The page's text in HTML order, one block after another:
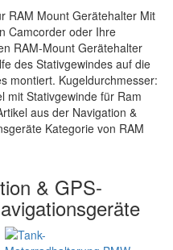
RAM Mount Gerätehalter Mit
Camcorder oder Ihre
RAM-Mount Gerätehalter
des Stativgewindes auf die
montiert. Kugeldurchmesser:
mit Stativgewinde für Ram
aus der Navigation &
Kategorie von RAM
& GPS-